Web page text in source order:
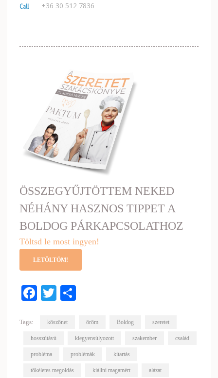
Call +36 30 512 7836
ÖSSZEGYŰJTÖTTEM NEKED
NÉHÁNY HASZNOS TIPPET A
BOLDOG PÁRKAPCSOLATHOZ
Töltsd le most ingyen!
LETÖLTÖM!
Facebook
Twitter
Tags: köszönet öröm Boldog szeretet
hosszútávú kiegyensúlyozott szakember család
probléma problémák kitartás
tökéletes megoldás kiállni magamért alázat